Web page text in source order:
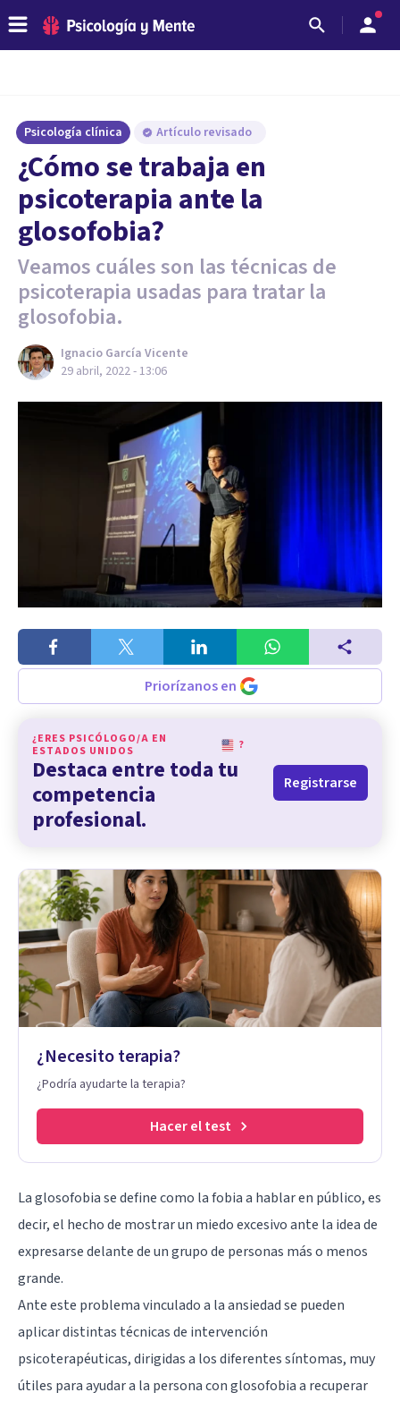
Psicología clínica Artículo revisado
¿Cómo se trabaja en
psicoterapia ante la
glosofobia?
Veamos cuáles son las técnicas de
psicoterapia usadas para tratar la
glosofobia.
Ignacio García Vicente
29 abril, 2022 - 13:06
Priorízanos en
¿ERES PSICÓLOGO/A EN
ESTADOS UNIDOS
?
Destaca entre toda tu
competencia
profesional.
Registrarse
¿Necesito terapia?
¿Podría ayudarte la terapia?
Hacer el test
La glosofobia se define como la fobia a hablar en público, es
decir, el hecho de mostrar un miedo excesivo ante la idea de
expresarse delante de un grupo de personas más o menos
grande.
Ante este problema vinculado a la ansiedad se pueden
aplicar distintas técnicas de intervención
psicoterapéuticas, dirigidas a los diferentes síntomas, muy
útiles para ayudar a la persona con glosofobia a recuperar